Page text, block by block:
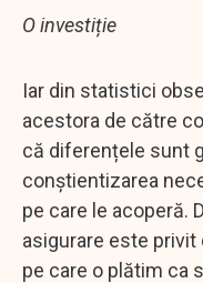
O investiție
Iar din statistici
acestora de către
că diferențele sunt
conștientizarea
pe care le acoperă.
asigurare este privit
pe care o plătim ca